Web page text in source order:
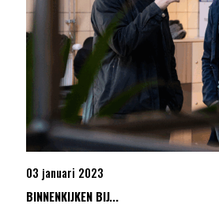
03 januari 2023
BINNENKIJKEN BIJ...